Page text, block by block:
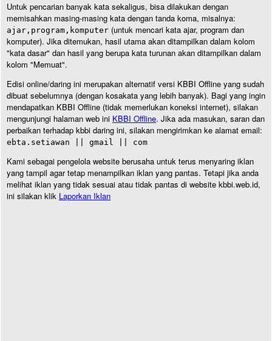
Untuk pencarian banyak kata sekaligus, bisa dilakukan dengan
memisahkan masing-masing kata dengan tanda koma, misalnya:
ajar,program,komputer (untuk mencari kata ajar, program dan
komputer). Jika ditemukan, hasil utama akan ditampilkan dalam kolom
"kata dasar" dan hasil yang berupa kata turunan akan ditampilkan dalam
kolom "Memuat".
Edisi online/daring ini merupakan alternatif versi KBBI Offline yang sudah
dibuat sebelumnya (dengan kosakata yang lebih banyak). Bagi yang ingin
mendapatkan KBBI Offline (tidak memerlukan koneksi internet), silakan
mengunjungi halaman web ini KBBI Offline. Jika ada masukan, saran dan
perbaikan terhadap kbbi daring ini, silakan mengirimkan ke alamat email:
ebta.setiawan || gmail || com
Kami sebagai pengelola website berusaha untuk terus menyaring iklan
yang tampil agar tetap menampilkan iklan yang pantas. Tetapi jika anda
melihat iklan yang tidak sesuai atau tidak pantas di website kbbi.web.id,
ini silakan klik Laporkan Iklan